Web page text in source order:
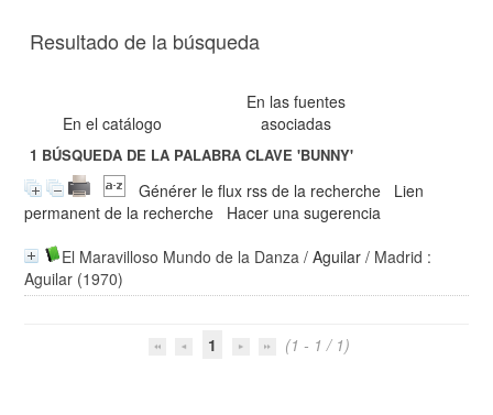
Resultado de la búsqueda
En el catálogo
En las fuentes
asociadas
1 BÚSQUEDA DE LA PALABRA CLAVE'BUNNY'
Générer le flux rss de la recherche
Lien
permanent de la recherche
Hacer una sugerencia
El Maravilloso Mundo de la Danza /Aguilar / Madrid :
Aguilar (1970)
1 (1 - 1 / 1)